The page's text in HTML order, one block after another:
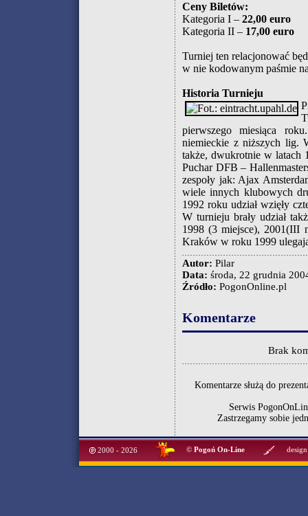
Ceny Biletów:
Kategoria I – 22,00 euro
Kategoria II – 17,00 euro
Turniej ten relacjonować
w nie kodowanym paśmie
Historia Turnieju
pierwszego miesiąca
niemieckie z niższych lig.
także, dwukrotnie w latach
Puchar DFB –
zespoły jak: Ajax
wiele innych klubowych
1992 roku udział wzięły
W turnieju brały udział
1998 (3 miejsce), 2001(III
Kraków w roku 1999
Autor: Pilar
Data: środa, 22 grudnia
Źródło: PogonOnline.pl
Komentarze
Brak
Komentarze służą do
Serwis
Zastrzegamy sobie
2000 - 2026 © Pogoń On-Line